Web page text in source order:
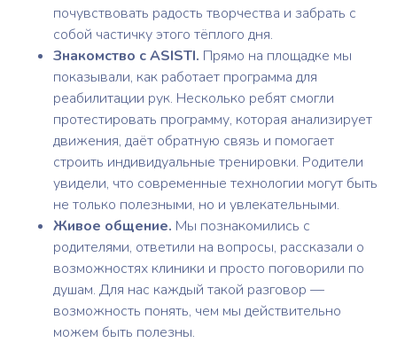
почувствовать радость творчества и забрать с
собой частичку этого тёплого дня.
Знакомство с ASISTI. Прямо на площадке мы
показывали, как работает программа для
реабилитации рук. Несколько ребят смогли
протестировать программу, которая анализирует
движения, даёт обратную связь и помогает
строить индивидуальные тренировки. Родители
увидели, что современные технологии могут быть
не только полезными, но и увлекательными.
Живое общение. Мы познакомились с
родителями, ответили на вопросы, рассказали о
возможностях клиники и просто поговорили по
душам. Для нас каждый такой разговор —
возможность понять, чем мы действительно
можем быть полезны.